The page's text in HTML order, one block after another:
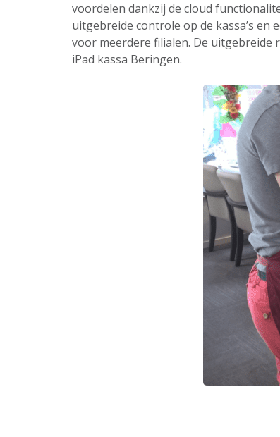
voordelen dankzij de cloud
uitgebreide controle op de kassa’s
voor meerdere filialen. De
iPad kassa Beringen.